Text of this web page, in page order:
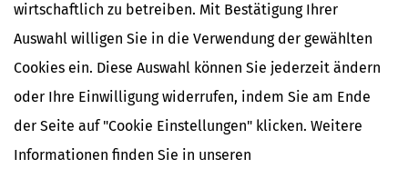
wirtschaftlich zu betreiben. Mit Bestätigung Ihrer
Auswahl willigen Sie in die Verwendung der gewählten
Cookies ein. Diese Auswahl können Sie jederzeit ändern
oder Ihre Einwilligung widerrufen, indem Sie am Ende
der Seite auf "Cookie Einstellungen" klicken. Weitere
Informationen finden Sie in unseren
Vermögensplanung und Geldanlage
Geld im Alltag
Verwandte Lexikon-Begriffe
Mindestlohn
Abfindung